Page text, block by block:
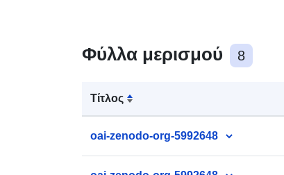
Φύλλα μερισμού 8
Τίτλος
oai-zenodo-org-5992648